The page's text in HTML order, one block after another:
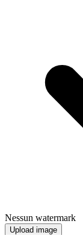
Nessun watermark
Upload image